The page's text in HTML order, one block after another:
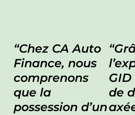
Chez CA Auto
Finance, nous
comprenons
que la
possession d’un
de